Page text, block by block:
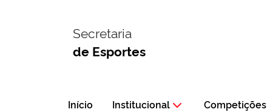
Secretaria
de Esportes
Início Institucional Competições